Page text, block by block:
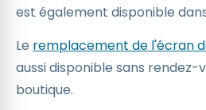
est également disponible
Le remplacement de l'écran
aussi disponible sans rendez-
boutique.